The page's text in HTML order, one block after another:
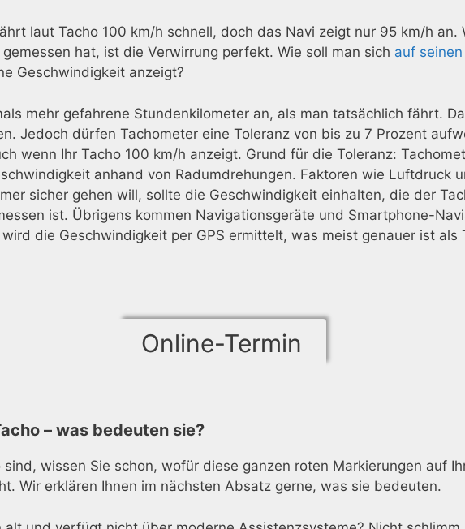
laut Tacho 100 km/h schnell, doch das Navi zeigt nur 95 km/h an.
hat, ist die Verwirrung perfekt. Wie soll man sich auf
Geschwindigkeit anzeigt?
mehr gefahrene Stundenkilometer an, als man tatsächlich fährt.
Jedoch dürfen Tachometer eine Toleranz von bis zu 7 Prozent
wenn Ihr Tacho 100 km/h anzeigt. Grund für die Toleranz:
anhand von Radumdrehungen. Faktoren wie Luftdruck
sicher gehen will, sollte die Geschwindigkeit einhalten, die der
ist. Übrigens kommen Navigationsgeräte und Smartphone-
die Geschwindigkeit per GPS ermittelt, was meist genauer ist als
Online-Termin
– was bedeuten sie?
wissen Sie schon, wofür diese ganzen roten Markierungen auf
Wir erklären Ihnen im nächsten Absatz gerne, was sie bedeuten.